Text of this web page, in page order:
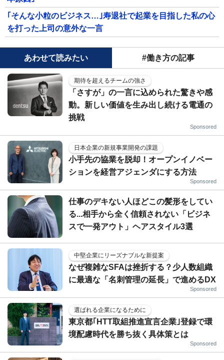
｢そんな小粒のビジネス…｣寿退社で起業を目指した私の心
を打った上司の意外な一言
あわせて読みたい #働き方の記事
期待を超えるチームの強さ
「さすが」の一言に込められた驚きや感
動。新しい価値を生み出し続ける電通の
挑戦
Sponsored
日本企業の新規事業開発の課題
小手先の協業を脱却！オープンイノベー
ションを経営アジェンダにする方法
Sponsored
仕事のデキない人ほどこの髪形をしてい
る...相手から全く信頼されない「ビジネ
スで一発アウト」ヘアスタイル3選
中堅企業にリーズナブルな新提案
なぜ複雑なSFAは挫折する？少人数組織
に最適な「名刺管理の延長」で進めるDX
Sponsored
選ばれる企業になるために
東京都｢HTT取組推進宣言企業｣登録で環
境配慮時代を勝ち抜く具体策とは
Sponsored